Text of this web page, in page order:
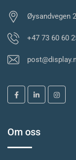
Øysandvegen
+47 73 60 60
Om oss